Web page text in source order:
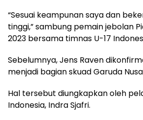
“Sesuai keampunan saya dan
tinggi,” sambung pemain jebolan
2023 bersama timnas U-17
Sebelumnya, Jens Raven
menjadi bagian skuad Garuda
Hal tersebut diungkapkan oleh
Indonesia, Indra Sjafri.